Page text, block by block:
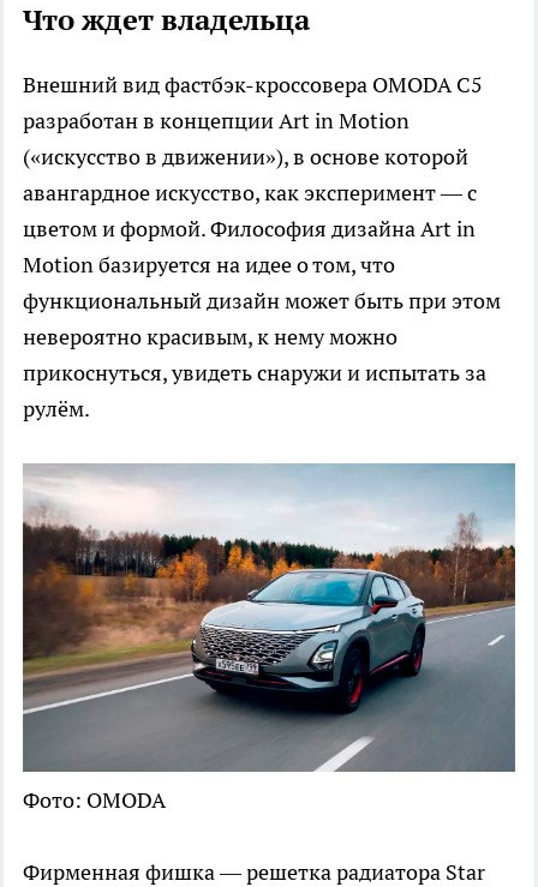
Что ждет владельца
Внешний вид фастбэк-кроссовера OMODA C5
разработан в концепции Art in Motion
(«искусство в движении»), в основе которой
авангардное искусство, как эксперимент — с
цветом и формой. Философия дизайна Art in
Motion базируется на идее о том, что
функциональный дизайн может быть при этом
невероятно красивым, к нему можно
прикоснуться, увидеть снаружи и испытать за
рулём.
Фото: OMODA
Фирменная фишка — решетка радиатора Star